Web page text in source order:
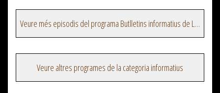
Veure més episodis del programa Butlletins informatius de La Xarxa
Veure altres programes de la categoria informatius